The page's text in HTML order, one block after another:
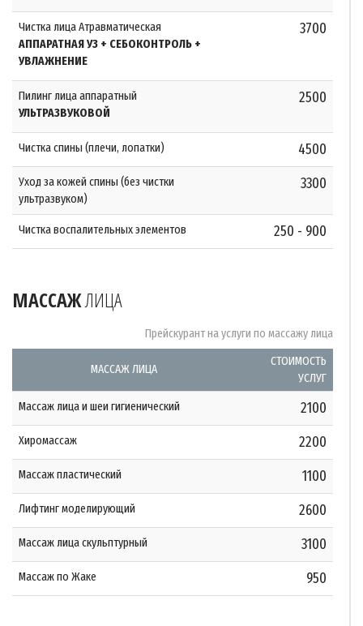
Чистка лица Атравматическая
АППАРАТНАЯ УЗ + СЕБОКОНТРОЛЬ +
УВЛАЖНЕНИЕ
3700
Пилинг лица аппаратный
УЛЬТРАЗВУКОВОЙ
2500
Чистка спины (плечи, лопатки) 4500
Уход за кожей спины (без чистки
ультразвуком)
3300
Чистка воспалительных элементов 250 - 900
МАССАЖЛИЦА
Прейскурант на услуги по массажу лица
МАССАЖ ЛИЦА
СТОИМОСТЬ
УСЛУГ
Массаж лица и шеи гигиенический
2100
Хиромассаж 2200
Массаж пластический 1100
Лифтинг моделирующий 2600
Массаж лица скульптурный 3100
Массаж по Жаке 950